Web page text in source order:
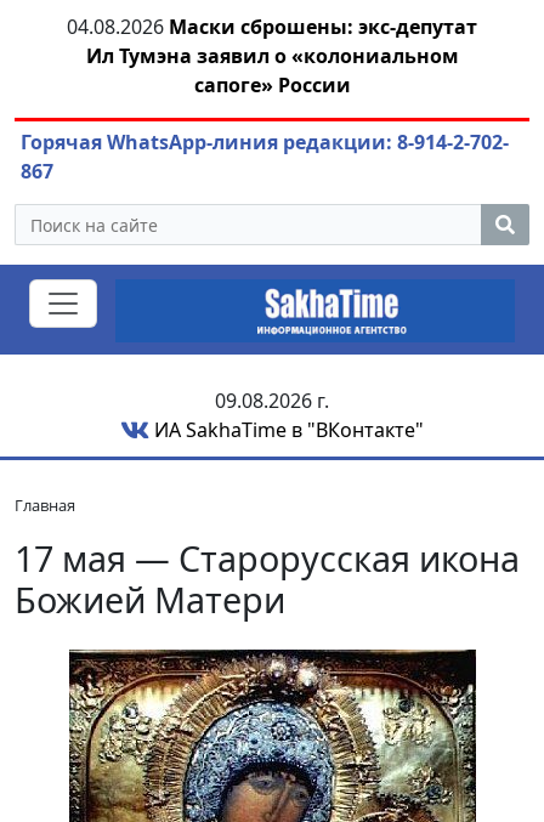
04.08.2026 Маски сброшены: экс-депутат
Ил Тумэна заявил о «колониальном
сапоге» России
Горячая WhatsApp-линия редакции: 8-914-2-702-
867
09.08.2026 г.
ИА SakhaTime в "ВКонтакте"
Главная
17 мая — Старорусская икона
Божией Матери